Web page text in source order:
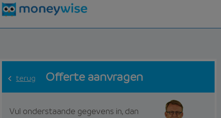
terug Offerte aanvragen
Vul onderstaande gegevens in, dan